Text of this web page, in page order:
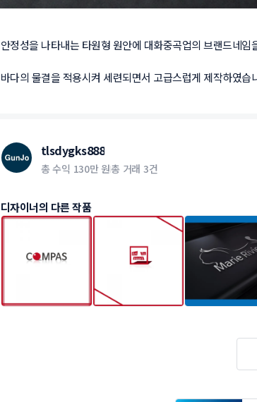
안정성을 나타내는 타원형 원안에 대화중곡업의 브랜드네임
바다의 물결을 적용시켜 세련되면서 고급스럽게 제작하였습
tlsdygks888
총 수익 130만 원총 거래 3건
디자이너의 다른 작품